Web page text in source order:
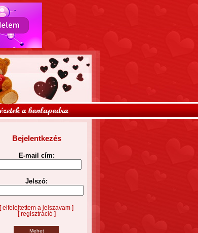
Bejelentkezés
E-mail cím:
Jelszó:
[ elfelejtettem a jelszavam ]
[ regisztráció ]